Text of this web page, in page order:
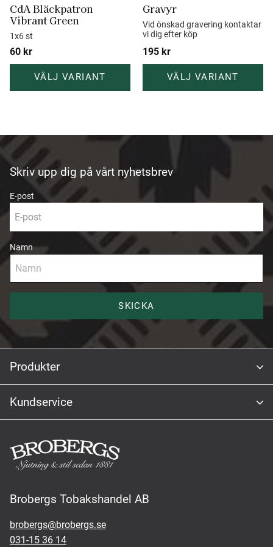
CdA Bläckpatron
Vibrant Green
1x6 st
60 kr
Gravyr
Vid önskad gravering kontaktar
vi dig efter köp
195 kr
Skriv upp dig på vårt nyhetsbrev
E-post
Namn
SKICKA
Produkter
Kundservice
Brobergs Tobakshandel AB
brobergs@brobergs.se
031-15 36 14